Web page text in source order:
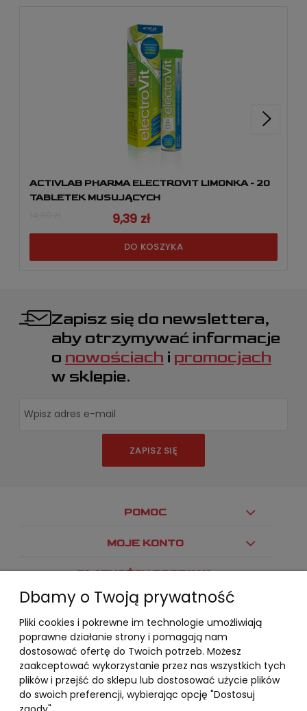
ACTIVLAB PHARMA ELECTROVIT LIMONKA - 20
TABLETEK MUSUJĄCYCH
9,39 zł
DO KOSZYKA
Zapisz się do newslettera,
aby otrzymywać informacje
o nowościach i promocjach
w sklepie.
ZAPISZ SIĘ
POMOC
MOJE KONTO
PŁATNOŚCI I DOSTAWA
INFORMACJE
O NAS
Dbamy o Twoją prywatność
Pliki cookies i pokrewne im technologie umożliwiają
poprawne działanie strony i pomagają nam
dostosować ofertę do Twoich potrzeb. Możesz
zaakceptować wykorzystanie przez nas wszystkich tych
plików i przejść do sklepu lub dostosować użycie plików
do swoich preferencji, wybierając opcję "Dostosuj